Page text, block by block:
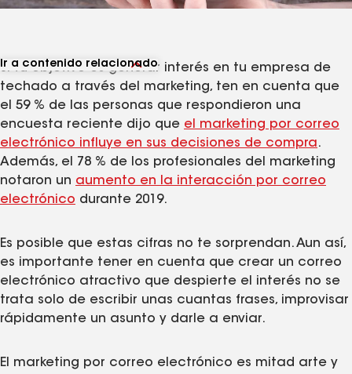
Ir a contenido relacionado
Ver artículos relacionados
Si tu objetivo es generar interés en tu empresa de
techado a través del marketing, ten en cuenta que
el 59 % de las personas que respondieron una
encuesta reciente dijo que el marketing por correo
electrónico influye en sus decisiones de compra.
Además, el 78 % de los profesionales del marketing
notaron un aumento en la interacción por correo
electrónico durante 2019.
Es posible que estas cifras no te sorprendan. Aun así,
es importante tener en cuenta que crear un correo
electrónico atractivo que despierte el interés no se
trata solo de escribir unas cuantas frases, improvisar
rápidamente un asunto y darle a enviar.
El marketing por correo electrónico es mitad arte y